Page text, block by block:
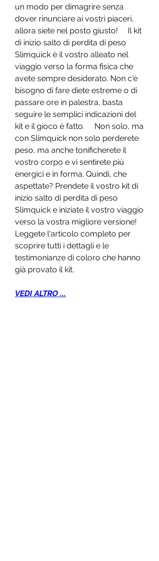
un modo per dimagrire senza
dover rinunciare ai vostri piaceri,
allora siete nel posto giusto!     Il kit
di inizio salto di perdita di peso
Slimquick è il vostro alleato nel
viaggio verso la forma fisica che
avete sempre desiderato. Non c'è
bisogno di fare diete estreme o di
passare ore in palestra, basta
seguire le semplici indicazioni del
kit e il gioco è fatto.     Non solo, ma
con Slimquick non solo perderete
peso, ma anche tonificherete il
vostro corpo e vi sentirete più
energici e in forma. Quindi, che
aspettate? Prendete il vostro kit di
inizio salto di perdita di peso
Slimquick e iniziate il vostro viaggio
verso la vostra migliore versione!
Leggete l'articolo completo per
scoprire tutti i dettagli e le
testimonianze di coloro che hanno
già provato il kit.
VEDI ALTRO ...